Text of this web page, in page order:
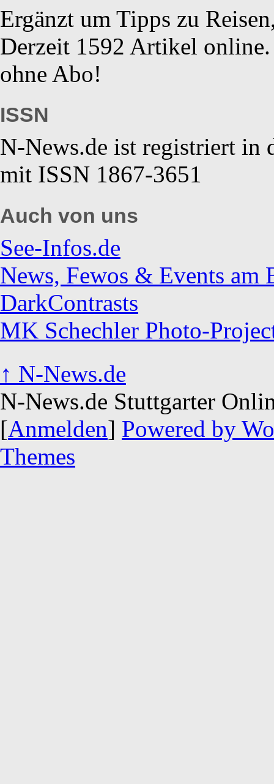
Ergänzt um Tipps zu
Derzeit 1592 Artikel
ohne Abo!
ISSN
N-News.de ist registriert in
mit ISSN 1867-3651
Auch von uns
See-Infos.de
News, Fewos & Events am
DarkContrasts
MK Schechler Photo-
↑ N-News.de
N-News.de Stuttgarter
[Anmelden] Powered by
Themes